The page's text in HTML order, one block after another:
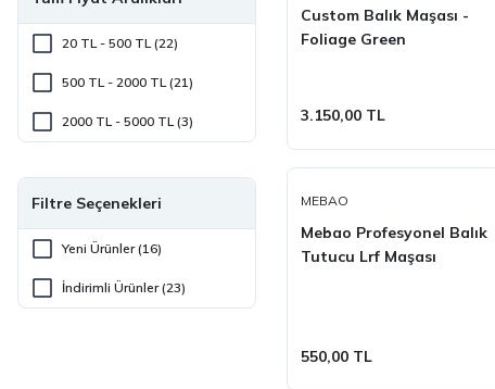
Olta Mühendisi (2)
Sea Horse (5)
SeaGame (1)
Shufa (1)
20 TL - 500 TL (22)
500 TL - 2000 TL (21)
2000 TL - 5000 TL (3)
Filtre Seçenekleri
Yeni Ürünler (16)
İndirimli Ürünler (23)
Custom Balık Maşası -
Foliage Green
3.150,00 TL
MEBAO
Mebao Profesyonel Balık
Tutucu Lrf Maşası
550,00 TL